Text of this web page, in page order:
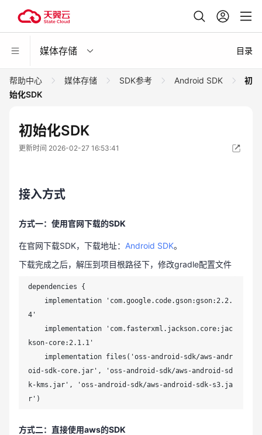
媒体存储 目录
帮助中心 媒体存储 SDK参考 Android SDK
初
始化SDK
初始化SDK
更新时间 2026-02-27 16:53:41
接入方式
方式一：使用官网下载的SDK
在官网下载SDK，下载地址： Android SDK。
下载完成之后，解压到项目根路径下，修改gradle配置文件
dependencies {
4'
kson-core:2.1.1'
oid-sdk-core.jar', 'oss-android-sdk/aws-android-sd
k-kms.jar', 'oss-android-sdk/aws-android-sdk-s3.ja
r')
方式二：直接使用aws的SDK